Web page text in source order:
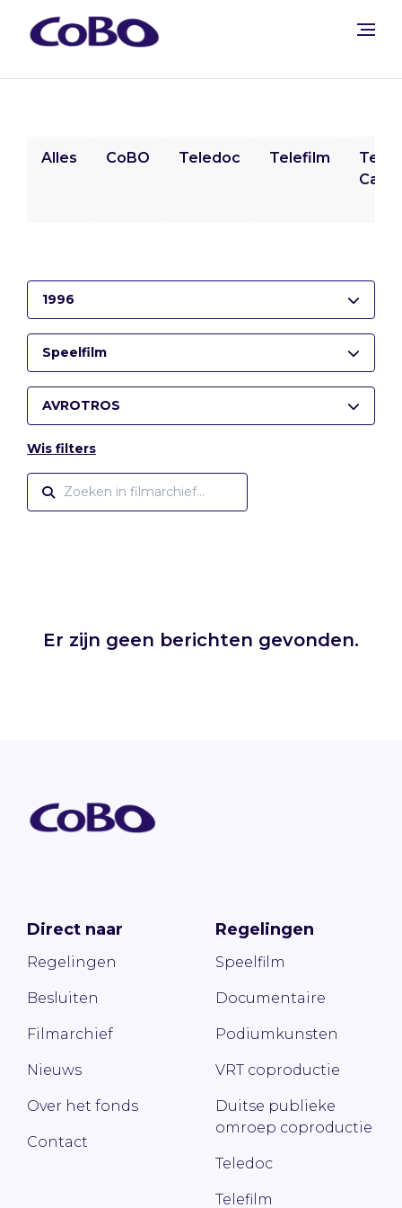
Alles CoBO Teledoc Telefilm
1996
Speelfilm
AVROTROS
Wis filters
Er zijn geen berichten gevonden.
Direct naar
Regelingen
Besluiten
Filmarchief
Nieuws
Over het fonds
Contact
Regelingen
Speelfilm
Documentaire
Podiumkunsten
VRT coproductie
Duitse publieke
omroep coproductie
Teledoc
Telefilm